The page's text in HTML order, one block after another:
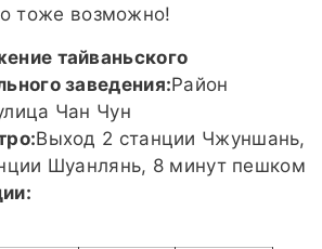
тоже возможно!
тайваньского
заведения:Район
Чан Чун
Выход 2 станции Чжуншань,
Шуанлянь, 8 минут пешком